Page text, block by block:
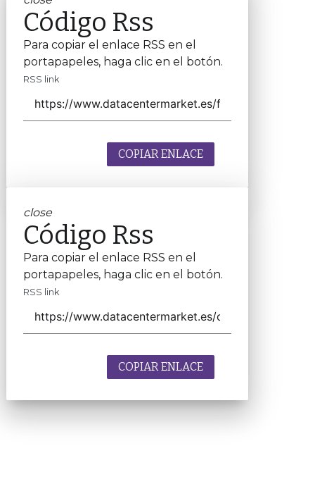
Código Rss
Para copiar el enlace RSS en el
portapapeles, haga clic en el botón.
RSS link
COPIAR ENLACE
close
Código Rss
Para copiar el enlace RSS en el
portapapeles, haga clic en el botón.
RSS link
COPIAR ENLACE